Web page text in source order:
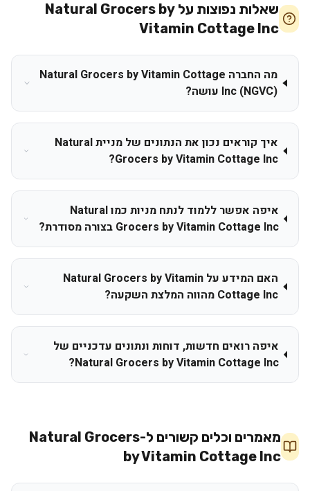
שאלות נפוצות על Natural Grocers by
Vitamin Cottage Inc
מה החברה Natural Grocers by Vitamin Cottage
Inc (NGVC) עושה?
איך קוראים נכון את הנתונים של מניית Natural
Grocers by Vitamin Cottage Inc?
איפה אפשר ללמוד לנתח מניות כמו Natural
Grocers by Vitamin Cottage Inc בצורה מסודרת?
האם המידע על Natural Grocers by Vitamin
Cottage Inc מהווה המלצת השקעה?
איפה רואים חדשות, דוחות ונתונים עדכניים של
Natural Grocers by Vitamin Cottage Inc?
מאמרים וכלים קשורים ל-Natural Grocers
by Vitamin Cottage Inc